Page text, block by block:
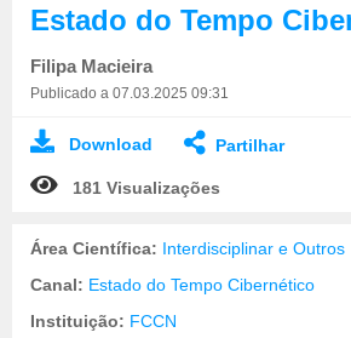
Filipa Macieira
Publicado a 07.03.2025 09:31
Download Partilhar
181 Visualizações
Área Científica: Interdisciplinar e Outros
Canal: Estado do Tempo Cibernético
Instituição: FCCN